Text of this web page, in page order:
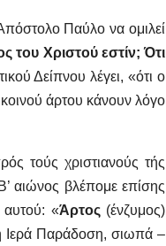
Παύλο να ομιλεί
του Χριστού εστίν; Ότι
Δείπνου λέγει, «ότι ο
άρτου κάνουν λόγο
τούς χριστιανούς τής
αιώνος βλέπομε επίσης
αυτού: «Άρτος (ένζυμος)
Ιερά Παράδοση, σιωπά –